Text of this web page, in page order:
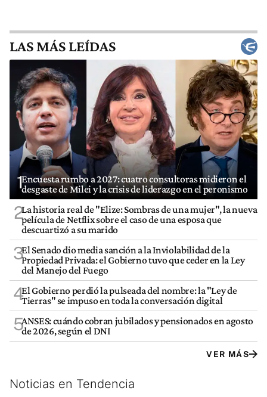
LAS MÁS LEÍDAS
1Encuesta rumbo a 2027: cuatro consultoras midieron el
desgaste de Milei y la crisis de liderazgo en el peronismo
2La historia real de "Elize: Sombras de una mujer", la nueva
película de Netflix sobre el caso de una esposa que
descuartizó a su marido
3El Senado dio media sanción a la Inviolabilidad de la
Propiedad Privada: el Gobierno tuvo que ceder en la Ley
del Manejo del Fuego
4El Gobierno perdió la pulseada del nombre: la "Ley de
Tierras" se impuso en toda la conversación digital
5ANSES: cuándo cobran jubilados y pensionados en agosto
de 2026, según el DNI
VER MÁS
Noticias en Tendencia